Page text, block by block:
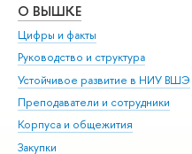
О ВЫШКЕ
Цифры и факты
Руководство и структура
Устойчивое развитие в НИУ ВШЭ
Преподаватели и сотрудники
Корпуса и общежития
Закупки